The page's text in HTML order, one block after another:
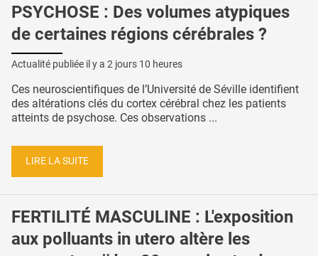
PSYCHOSE : Des volumes atypiques
de certaines régions cérébrales ?
Actualité publiée il y a 2 jours 10 heures
Ces neuroscientifiques de l’Université de Séville identifient
des altérations clés du cortex cérébral chez les patients
atteints de psychose. Ces observations ...
LIRE LA SUITE
FERTILITÉ MASCULINE : L'exposition
aux polluants in utero altère les